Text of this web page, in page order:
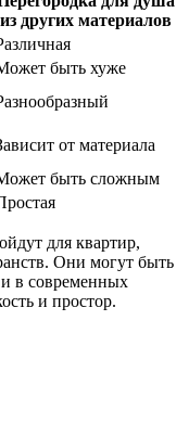
из других материалов
быть хуже
от материала
быть сложным
для квартир,
Они могут быть
и в современных
и простор.